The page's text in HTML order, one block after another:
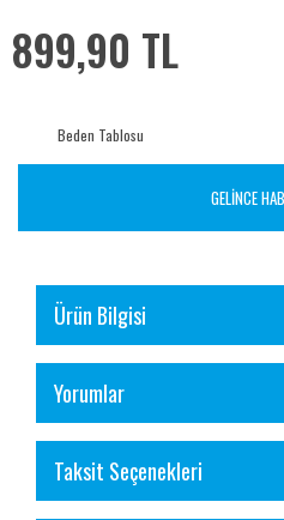
899,90 TL
Beden Tablosu
GELİNCE
Ürün Bilgisi
Yorumlar
Taksit Seçenekleri